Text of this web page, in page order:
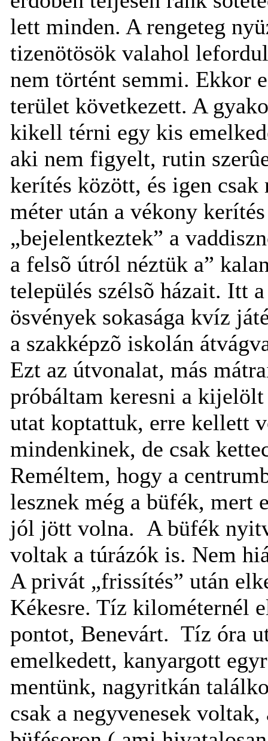
lett minden. A rengeteg
tizenötösök valahol
nem történt semmi. Ekkor
terület következett. A
kikell térni egy kis
aki nem figyelt, rutin
kerítés között, és igen
méter után a vékony
„bejelentkeztek” a
a felsõ útról néztük a”
település szélsõ házait. Itt
ösvények sokasága kvíz
a szakképzõ iskolán
Ezt az útvonalat, más
próbáltam keresni a
utat koptattuk, erre kellett
mindenkinek, de csak
Reméltem, hogy a
lesznek még a büfék, mert
jól jött volna. A büfék
voltak a túrázók is. Nem
A privát „frissítés” után
Kékesre. Tíz kilométernél
pontot, Benevárt. Tíz óra
emelkedett, kanyargott
mentünk, nagyritkán
csak a negyvenesek